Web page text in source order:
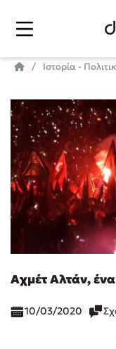
Ιστορία -
Αχμέτ Αλτάν,
10/03/2020